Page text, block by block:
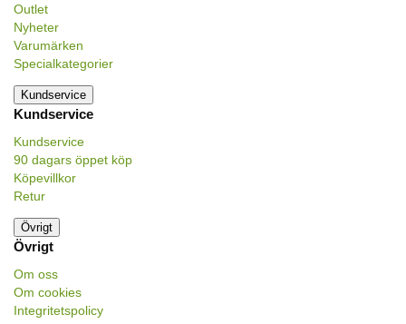
Outlet
Nyheter
Varumärken
Specialkategorier
Kundservice
Kundservice
Kundservice
90 dagars öppet köp
Köpevillkor
Retur
Övrigt
Övrigt
Om oss
Om cookies
Integritetspolicy